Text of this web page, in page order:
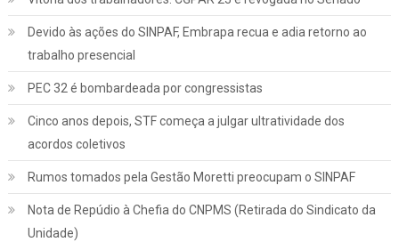
Devido às ações do SINPAF, Embrapa recua e adia retorno ao
trabalho presencial
PEC 32 é bombardeada por congressistas
Cinco anos depois, STF começa a julgar ultratividade dos
acordos coletivos
Rumos tomados pela Gestão Moretti preocupam o SINPAF
Nota de Repúdio à Chefia do CNPMS (Retirada do Sindicato da
Unidade)